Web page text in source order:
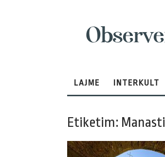
LAJME INTERKULT
Etiketim: